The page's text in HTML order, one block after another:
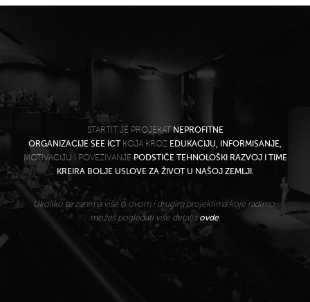
STARTIT JE PROJEKAT NEPROFITNE
ORGANIZACIJE SEE ICTKOJA KROZ EDUKACIJU, INFORMISANJE,
MOTIVACIJU I POVEZIVANJE PODSTIČE TEHNOLOŠKI RAZVOJ I TIME
KREIRA BOLJE USLOVE ZA ŽIVOT U NAŠOJ ZEMLJI.
Ukoliko te zanima više o ovom i drugim projektima koje radimo,
možeš pogledati više detalja ovde.